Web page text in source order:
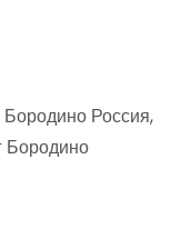
Бородино Россия,
Бородино